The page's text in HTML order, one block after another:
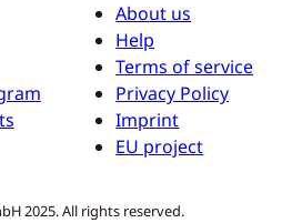
About us
Help
Terms of service
Privacy Policy
Imprint
EU project
2025. All rights reserved.